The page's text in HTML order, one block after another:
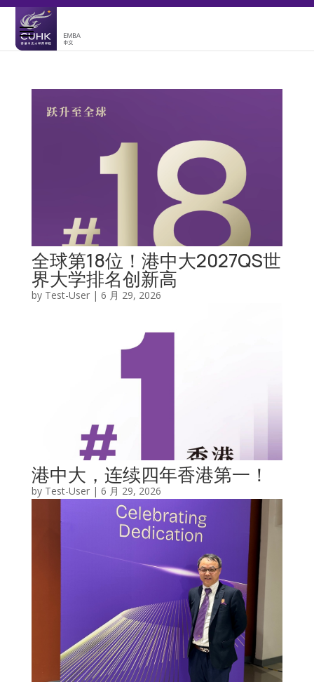
全球第18位！港中大2027QS世
界大学排名创新高
by Test-User| 6 月 29, 2026
港中大，连续四年香港第一！
by Test-User| 6 月 29, 2026